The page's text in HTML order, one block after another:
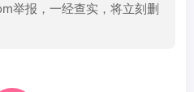
举报，一经查实，将立刻删